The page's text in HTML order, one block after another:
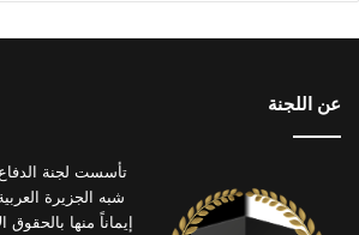
عن اللجنة
تأسست لجنة
إيماناً منها بالحقوق